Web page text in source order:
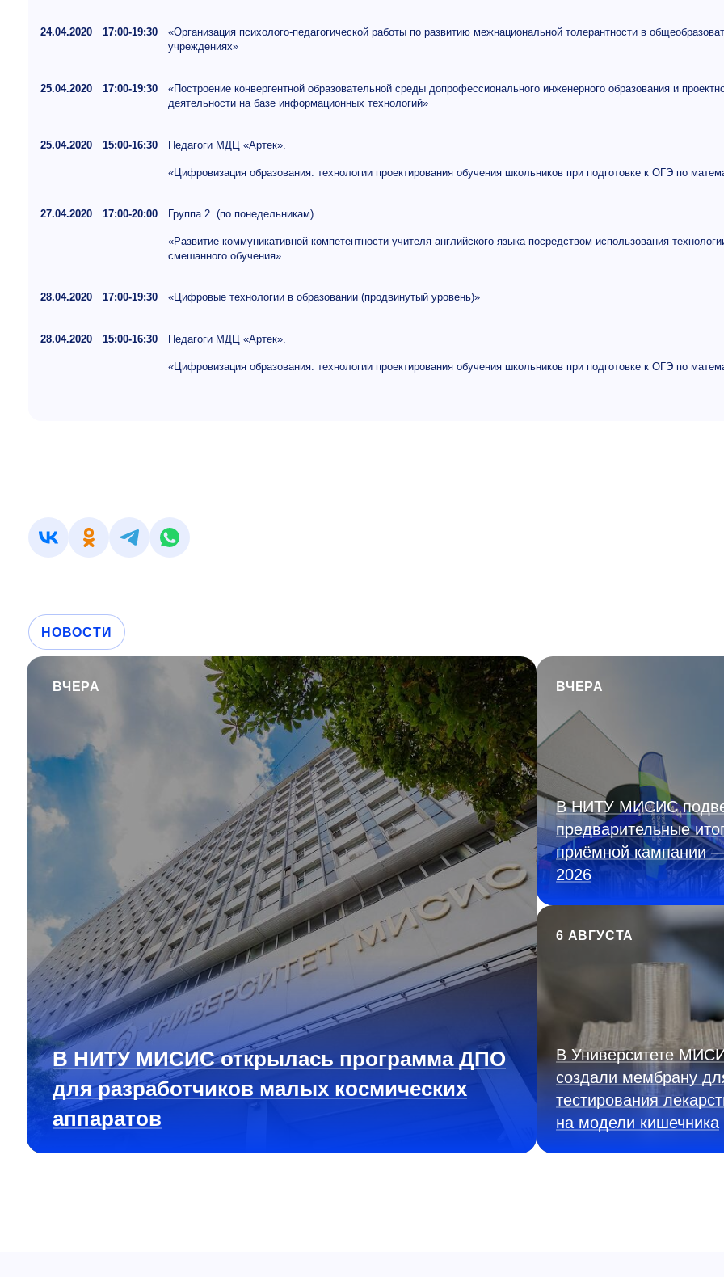
24.04.2020 17:00-19:30
«Организация психолого-педагогической работы по развитию межнациональной толерантности в
учреждениях»
25.04.2020 17:00-19:30
«Построение конвергентной образовательной среды допрофессионального инженерного образования и
деятельности на базе информационных технологий»
25.04.2020 15:00-16:30 Педагоги МДЦ «Артек».
«Цифровизация образования: технологии проектирования обучения школьников при подготовке к ОГЭ по
27.04.2020 17:00-20:00 Группа 2. (по понедельникам)
«Развитие коммуникативной компетентности учителя английского языка посредством использования
смешанного обучения»
28.04.2020 17:00-19:30 «Цифровые технологии в образовании (продвинутый уровень)»
28.04.2020 15:00-16:30 Педагоги МДЦ «Артек».
«Цифровизация образования: технологии проектирования обучения школьников при подготовке к ОГЭ по
НОВОСТИ
ВЧЕРА
В НИТУ МИСИС открылась программа ДПО
для разработчиков малых космических
аппаратов
ВЧЕРА
В НИТУ МИСИС
предварительные
приёмной кампании
2026
6 АВГУСТА
В Университете
создали мембрану
тестирования
на модели кишечника